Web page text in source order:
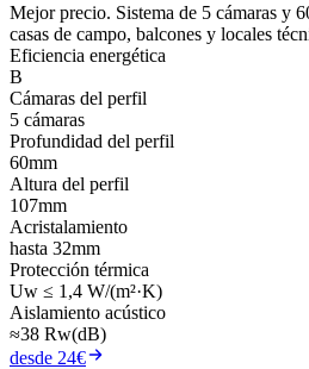
Mejor precio. Sistema de 5 cámaras y
casas de campo, balcones y locales
Eficiencia energética
B
Cámaras del perfil
5 cámaras
Profundidad del perfil
60mm
Altura del perfil
107mm
Acristalamiento
hasta 32mm
Protección térmica
Uw ≤ 1,4 W/(m²·K)
Aislamiento acústico
≈38 Rw(dB)
desde 24€